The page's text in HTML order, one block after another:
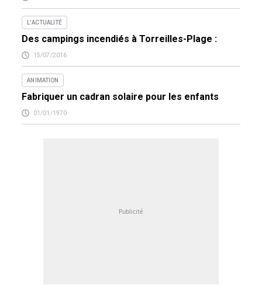
L'ACTUALITÉ
Des campings incendiés à Torreilles-Plage :
15/07/2016
ANIMATION
Fabriquer un cadran solaire pour les enfants
01/01/1970